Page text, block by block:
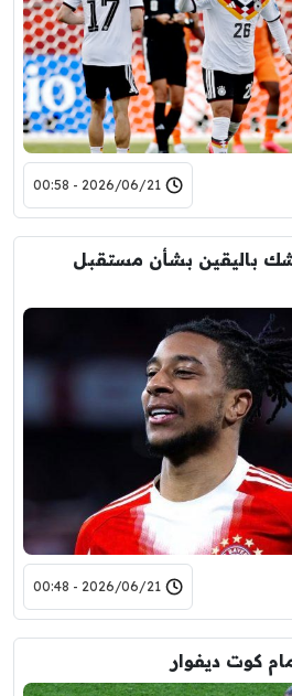
2026/06/21 - 00:58
باليقين بشأن مستقبل
2026/06/21 - 00:48
كوت ديفوار